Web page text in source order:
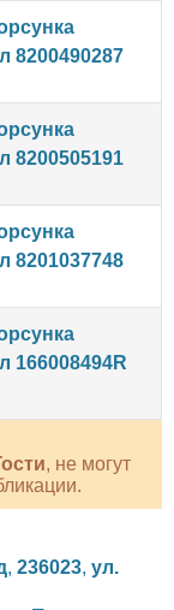
8200490287
8200505191
8201037748
166008494R
, не могут
, 236023, ул.